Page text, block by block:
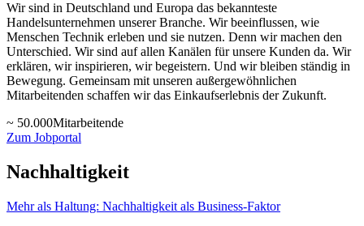
Wir sind in Deutschland und Europa das bekannteste
Handelsunternehmen unserer Branche. Wir beeinflussen, wie
Menschen Technik erleben und sie nutzen. Denn wir machen den
Unterschied. Wir sind auf allen Kanälen für unsere Kunden da. Wir
erklären, wir inspirieren, wir begeistern. Und wir bleiben ständig in
Bewegung. Gemeinsam mit unseren außergewöhnlichen
Mitarbeitenden schaffen wir das Einkaufserlebnis der Zukunft.
~ 50.000Mitarbeitende
Zum Jobportal
Nachhaltigkeit
Mehr als Haltung: Nachhaltigkeit als Business-Faktor